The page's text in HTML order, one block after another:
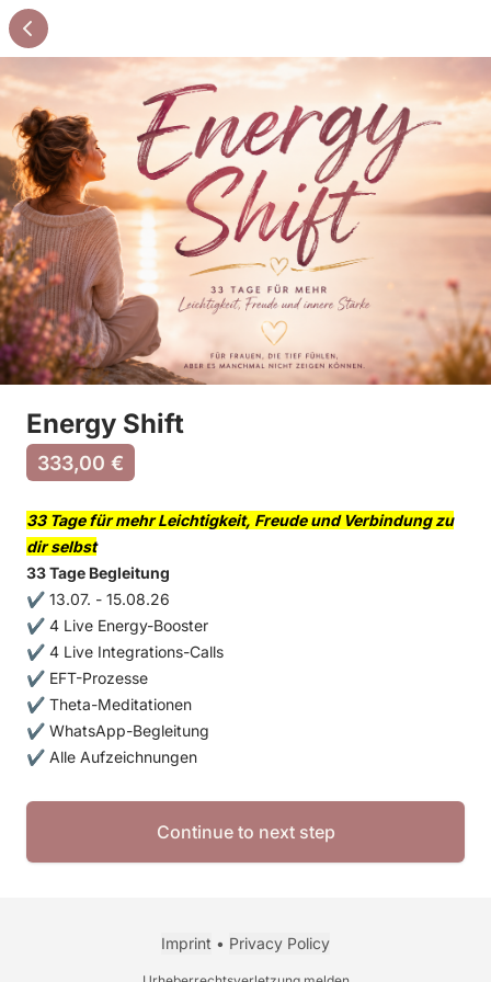
Energy Shift
333,00 €
33 Tage für mehr Leichtigkeit, Freude und Verbindung zu
dir selbst
33 Tage Begleitung
✔ 13.07. - 15.08.26
✔ 4 Live Energy-Booster
✔ 4 Live Integrations-Calls
✔ EFT-Prozesse
✔ Theta-Meditationen
✔ WhatsApp-Begleitung
✔ Alle Aufzeichnungen
Continue to next step
Imprint • Privacy Policy